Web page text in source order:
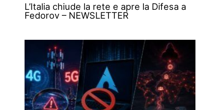
L’Italia chiude la rete e apre la Difesa a
Fedorov – NEWSLETTER